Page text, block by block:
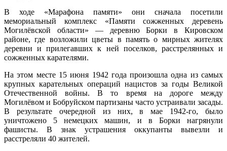
В ходе «Марафона памяти» они сначала посетили
мемориальный комплекс «Памяти сожженных деревень
Могилёвской области» — деревню Борки в Кировском
районе, где возложили цветы в память о мирных жителях
деревни и прилегавших к ней поселков, расстрелянных и
сожженных карателями.
На этом месте 15 июня 1942 года произошла одна из самых
крупных карательных операций нацистов за годы Великой
Отечественной войны. В то время на дороге между
Могилёвом и Бобруйском партизаны часто устраивали засады.
В результате очередной из них, в мае 1942-го, было
уничтожено 5 немецких машин, и в Борки нагрянули
фашисты. В знак устрашения оккупанты вывезли и
расстреляли 40 жителей.